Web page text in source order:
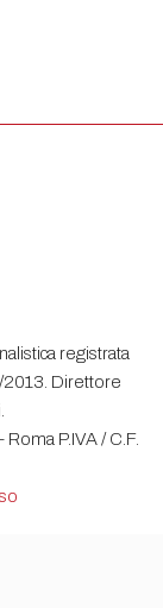
registrata
2013. Direttore
P.IVA / C.F.